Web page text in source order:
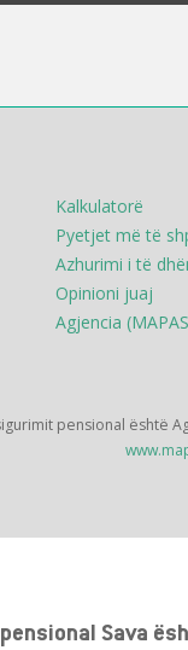
Kalkulatorë
Pyetjet më të
Azhurimi i të
Opinioni juaj
Agjencia
pensional është
Sava